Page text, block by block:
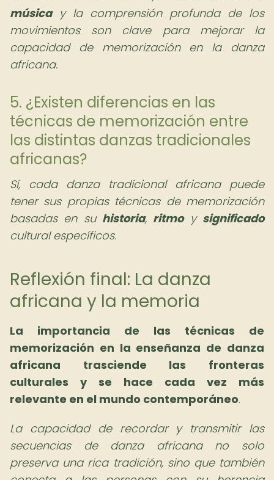
músicay la comprensión profunda de los
movimientos son clave para mejorar la
capacidad de memorización en la danza
africana.
5. ¿Existen diferencias en las
técnicas de memorización entre
las distintas danzas tradicionales
africanas?
Sí, cada danza tradicional africana puede
tener sus propias técnicas de memorización
basadas en su historia, ritmoy significado
cultural específicos.
Reflexión final: La danza
africana y la memoria
La importancia de las técnicas de
memorización en la enseñanza de danza
africana trasciende las fronteras
culturales y se hace cada vez más
relevante en el mundo contemporáneo.
La capacidad de recordar y transmitir las
secuencias de danza africana no solo
preserva una rica tradición, sino que también